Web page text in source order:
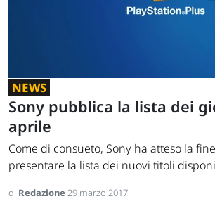
NEWS
Sony pubblica la lista dei
aprile
Come di consueto, Sony ha atteso la
presentare la lista dei nuovi titoli
di Redazione29 marzo 2017